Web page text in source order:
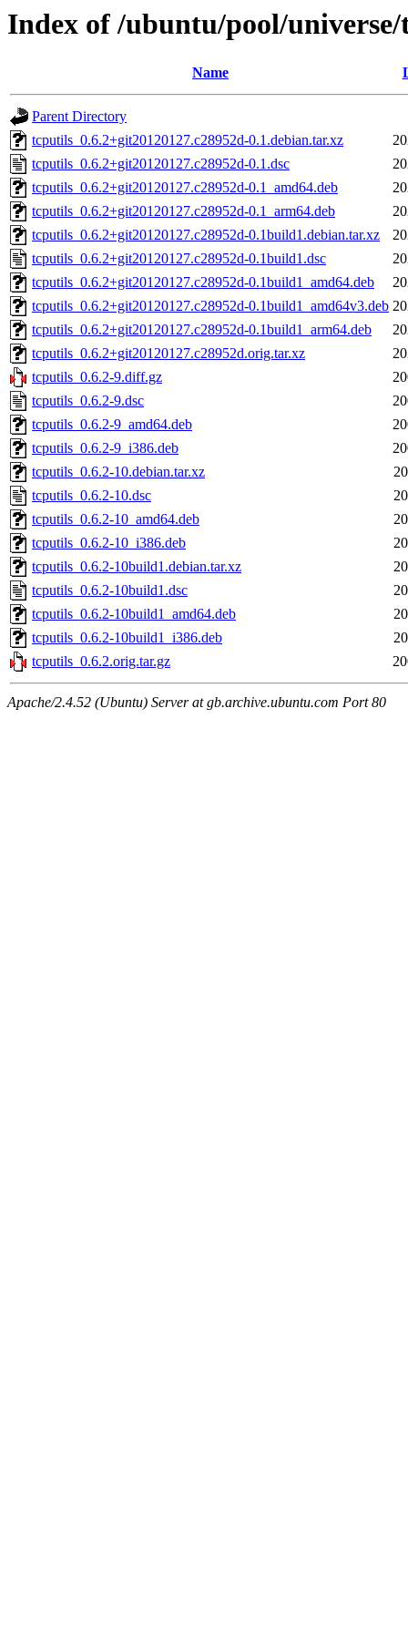
Index of /ubuntu/pool/
Name
Parent Directory
tcputils_0.6.2+git20120127.c28952d-0.1.debian.tar.xz
tcputils_0.6.2+git20120127.c28952d-0.1.dsc
tcputils_0.6.2+git20120127.c28952d-0.1_amd64.deb
tcputils_0.6.2+git20120127.c28952d-0.1_arm64.deb
tcputils_0.6.2+git20120127.c28952d-0.1build1.debian.tar.xz
tcputils_0.6.2+git20120127.c28952d-0.1build1.dsc
tcputils_0.6.2+git20120127.c28952d-0.1build1_amd64.deb
tcputils_0.6.2+git20120127.c28952d-0.1build1_amd64v3.deb
tcputils_0.6.2+git20120127.c28952d-0.1build1_arm64.deb
tcputils_0.6.2+git20120127.c28952d.orig.tar.xz
tcputils_0.6.2-9.diff.gz
tcputils_0.6.2-9.dsc
tcputils_0.6.2-9_amd64.deb
tcputils_0.6.2-9_i386.deb
tcputils_0.6.2-10.debian.tar.xz
tcputils_0.6.2-10.dsc
tcputils_0.6.2-10_amd64.deb
tcputils_0.6.2-10_i386.deb
tcputils_0.6.2-10build1.debian.tar.xz
tcputils_0.6.2-10build1.dsc
tcputils_0.6.2-10build1_amd64.deb
tcputils_0.6.2-10build1_i386.deb
tcputils_0.6.2.orig.tar.gz
Apache/2.4.52 (Ubuntu) Server at gb.archive.ubuntu.com Port 80